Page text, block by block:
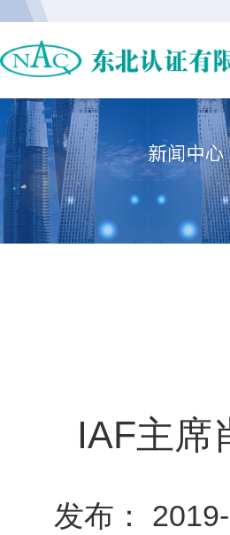
IAF主席
发布：